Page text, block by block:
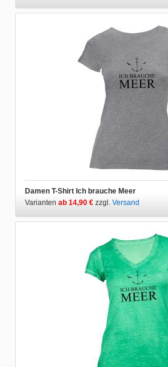
Damen T-Shirt Ich brauche Meer
Varianten ab 14,90 € zzgl. Versand